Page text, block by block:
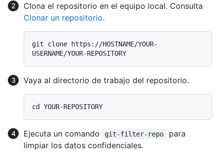
Clona el repositorio en el equipo local. Consulta
Clonar un repositorio.
git clone https://HOSTNAME/YOUR-
Vaya al directorio de trabajo del repositorio.
Ejecuta un comando git-filter-repo
para
limpiar los datos confidenciales.